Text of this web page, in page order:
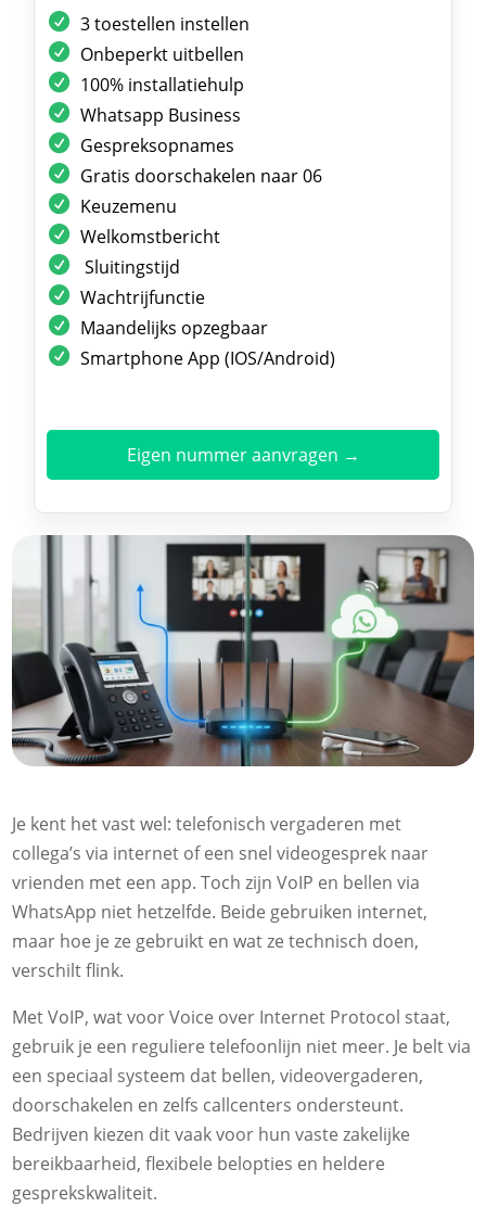
3 toestellen instellen
Onbeperkt uitbellen
100% installatiehulp
Whatsapp Business
Gespreksopnames
Gratis doorschakelen naar 06
Keuzemenu
Welkomstbericht
Sluitingstijd
Wachtrijfunctie
Maandelijks opzegbaar
Smartphone App (IOS/Android)
Eigen nummer aanvragen →
Je kent het vast wel: telefonisch vergaderen met
collega’s via internet of een snel videogesprek naar
vrienden met een app. Toch zijn VoIP en bellen via
WhatsApp niet hetzelfde. Beide gebruiken internet,
maar hoe je ze gebruikt en wat ze technisch doen,
verschilt flink.
Met VoIP, wat voor Voice over Internet Protocol staat,
gebruik je een reguliere telefoonlijn niet meer. Je belt via
een speciaal systeem dat bellen, videovergaderen,
doorschakelen en zelfs callcenters ondersteunt.
Bedrijven kiezen dit vaak voor hun vaste zakelijke
bereikbaarheid, flexibele belopties en heldere
gesprekskwaliteit.